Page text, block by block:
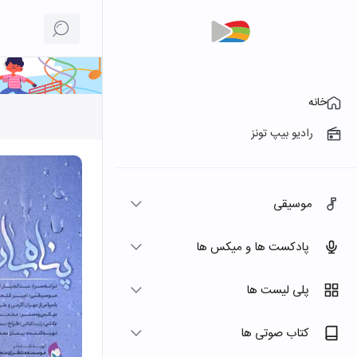
خانه
رادیو بیپ تونز
موسیقی
پادکست ها و میکس ها
پلی لیست ها
کتاب صوتی ها